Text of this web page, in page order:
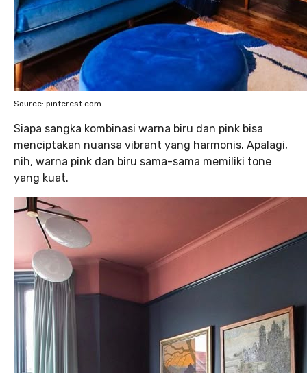
Source: pinterest.com
Siapa sangka kombinasi warna biru dan pink bisa
menciptakan nuansa vibrant yang harmonis. Apalagi,
nih, warna pink dan biru sama-sama memiliki tone
yang kuat.